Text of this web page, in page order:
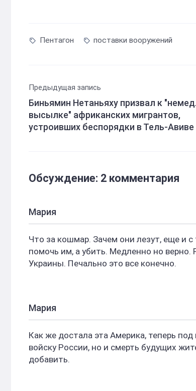
Пентагон поставки вооружений
Предыдущая запись
Биньямин Нетаньяху призвал к
высылке" африканских мигрантов,
устроивших беспорядки в Тель-Авиве
Обсуждение: 2 комментария
Мария
Что за кошмар. Зачем они лезут, еще и
помочь им, а убить. Медленно но верно.
Украины. Печально это все конечно.
Мария
Как же достала эта Америка, теперь
войску России, но и смерть будущих
добавить.